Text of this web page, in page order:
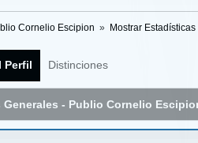
Cornelio Escipion » Mostrar Estadísticas
Perfil Distinciones
Generales - Publio Cornelio